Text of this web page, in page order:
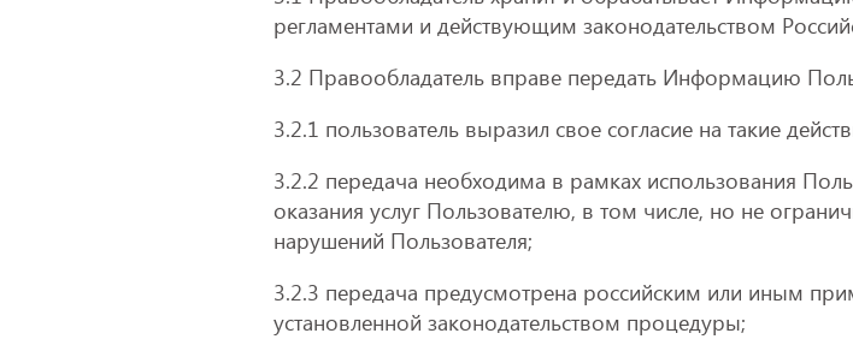
регламентами и действующим законодательством
3.2 Правообладатель вправе передать Информацию
3.2.1 пользователь выразил свое согласие на такие
3.2.2 передача необходима в рамках использования
оказания услуг Пользователю, в том числе, но не
нарушений Пользователя;
3.2.3 передача предусмотрена российским или иным
установленной законодательством процедуры;